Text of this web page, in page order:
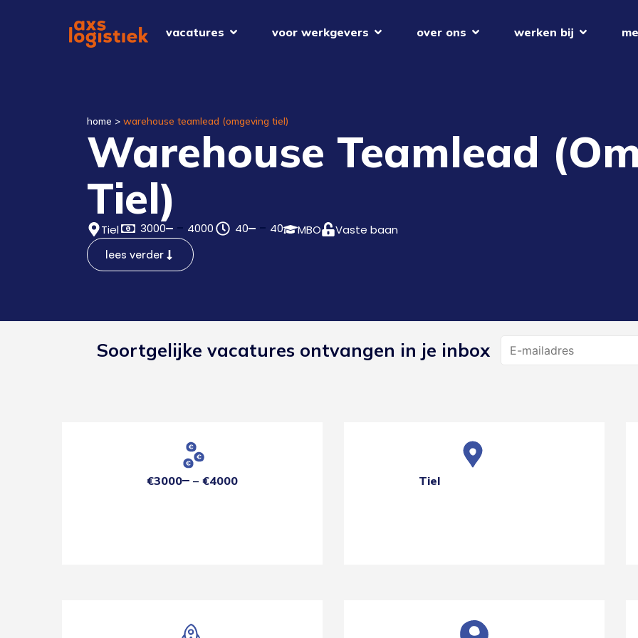
vacatures voor werkgevers over ons werken bij
home > warehouse teamlead (omgeving tiel)
Warehouse Teamlead
Tiel)
Tiel 3000 4000 40 40 MBO Vaste baan
lees verder
Soortgelijke vacatures ontvangen in je inbox
€3000 €4000 Tiel